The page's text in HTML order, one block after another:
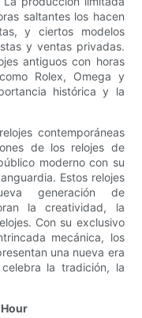
saltantes los hacen
y ciertos modelos
y ventas privadas.
antiguos con horas
Rolex, Omega y
histórica y la
contemporáneas
de los relojes de
moderno con su
Estos relojes
generación de
la creatividad, la
Con su exclusivo
mecánica, los
una nueva era
la tradición, la